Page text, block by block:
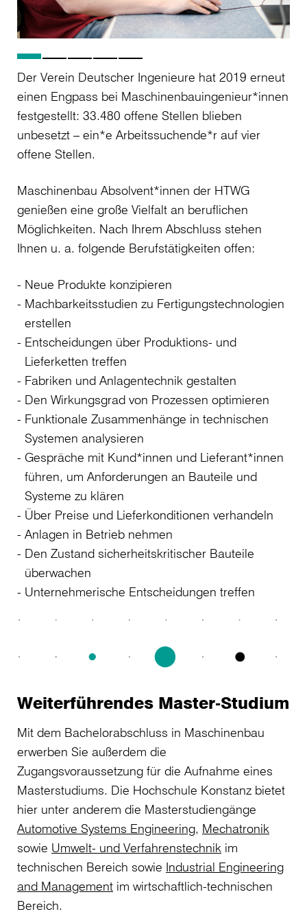
Der Verein Deutscher Ingenieure hat 2019 erneut
einen Engpass bei Maschinenbauingenieur*innen
festgestellt: 33.480 offene Stellen blieben
unbesetzt – ein*e Arbeitssuchende*r auf vier
offene Stellen.
Maschinenbau Absolvent*innen der HTWG
genießen eine große Vielfalt an beruflichen
Möglichkeiten. Nach Ihrem Abschluss stehen
Ihnen u. a. folgende Berufstätigkeiten offen:
Neue Produkte konzipieren
Machbarkeitsstudien zu Fertigungstechnologien
erstellen
Entscheidungen über Produktions- und
Lieferketten treffen
Fabriken und Anlagentechnik gestalten
Den Wirkungsgrad von Prozessen optimieren
Funktionale Zusammenhänge in technischen
Systemen analysieren
Gespräche mit Kund*innen und Lieferant*innen
führen, um Anforderungen an Bauteile und
Systeme zu klären
Über Preise und Lieferkonditionen verhandeln
Anlagen in Betrieb nehmen
Den Zustand sicherheitskritischer Bauteile
überwachen
Unternehmerische Entscheidungen treffen
Weiterführendes Master-Studium
Mit dem Bachelorabschluss in Maschinenbau
erwerben Sie außerdem die
Zugangsvoraussetzung für die Aufnahme eines
Masterstudiums. Die Hochschule Konstanz bietet
hier unter anderem die Masterstudiengänge
Automotive Systems Engineering, Mechatronik
sowie Umwelt- und Verfahrenstechnik im
technischen Bereich sowie Industrial Engineering
and Management im wirtschaftlich-technischen
Bereich.